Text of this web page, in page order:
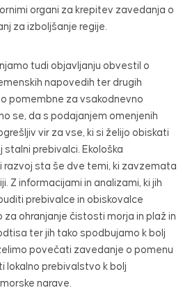
organi za krepitev zavedanja o
za izboljšanje regije.
tudi objavljanju obvestil o
napovedih ter drugih
pomembne za vsakodnevno
se, da s podajanjem omenjenih
vir za vse, ki si želijo obiskati
stalni prebivalci. Ekološka
sta še dve temi, ki zavzemata
Z informacijami in analizami, ki jih
prebivalce in obiskovalce
za ohranjanje čistosti morja in plaž in
ter jih tako spodbujamo k bolj
povečati zavedanje o pomenu
lokalno prebivalstvo k bolj
narave.